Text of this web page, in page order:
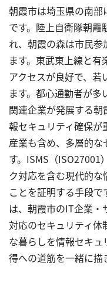
朝霞市は埼玉県の南
です。陸上自衛隊朝霞
れ、朝霞の森は市民
ます。東武東上線と
アクセスが良好で、
ます。都心通勤者が
関連企業が発展する
報セキュリティ確保が
産業も含め、多層的
す。ISMS（ISO27001
ク対応を含む現代的
ことを証明する手段
は、朝霞市のIT企業・
対応のセキュリティ体
な暮らしを情報セキュ
得への道筋を一緒に描